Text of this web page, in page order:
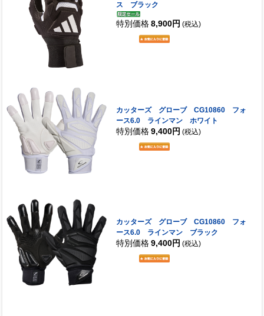
ス ブラック
特別価格 8,900円 (税込)
カッターズ グローブ CG10860 フォ
ース6.0 ラインマン ホワイト
特別価格 9,400円 (税込)
カッターズ グローブ CG10860 フォ
ース6.0 ラインマン ブラック
特別価格 9,400円 (税込)